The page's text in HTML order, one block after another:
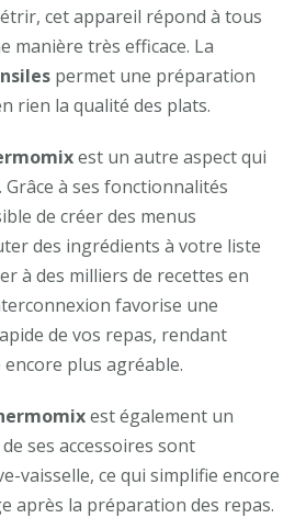
cet appareil répond à tous
manière très efficace. La
permet une préparation
rien la qualité des plats.
est un autre aspect qui
à ses fonctionnalités
de créer des menus
des ingrédients à votre liste
à des milliers de recettes en
favorise une
de vos repas, rendant
encore plus agréable.
est également un
ses accessoires sont
vaisselle, ce qui simplifie encore
après la préparation des repas.